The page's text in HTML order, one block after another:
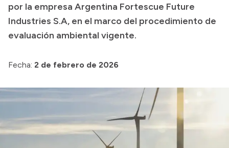
Consulta de expedientes
Consulta de pago a proveedores
Convocatorias
por la empresa Argentina Fortescue Future
Industries S.A, en el marco del procedimiento de
evaluación ambiental vigente.
Fecha: 2 de febrero de 2026